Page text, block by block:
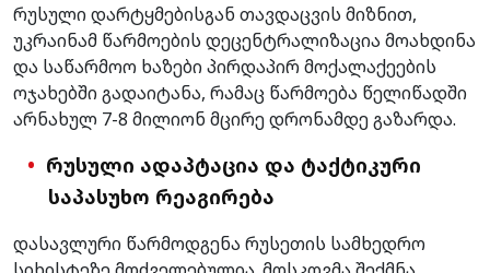
რუსული დარტყმებისგან თავდაცვის მიზნით,
უკრაინამ წარმოების დეცენტრალიზაცია მოახდინა
და საწარმოო ხაზები პირდაპირ მოქალაქეების
ოჯახებში გადაიტანა, რამაც წარმოება წელიწადში
არნახულ 7-8 მილიონ მცირე დრონამდე გაზარდა.
რუსული ადაპტაცია და ტაქტიკური
საპასუხო რეაგირება
დასავლური წარმოდგენა რუსეთის სამხედრო